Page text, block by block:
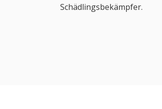
Schädlingsbekämpfer.